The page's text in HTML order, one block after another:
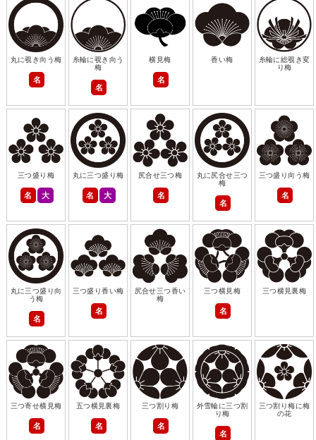
丸に覗き向う梅
名
糸輪に覗き向う
梅
名
横見梅
名
香い梅
糸輪に総覗き変
り梅
三つ盛り梅
名 大
丸に三つ盛り梅
名 大
尻合せ三つ梅
名
丸に尻合せ三つ
梅
名
三つ盛り向う梅
名
丸に三つ盛り向
う梅
名
三つ盛り香い梅
名
尻合せ三つ香い
梅
三つ横見梅
名
三つ横見裏梅
三つ寄せ横見梅
名
五つ横見裏梅
名
三つ割り梅
名
外雪輪に三つ割
り梅
名
三つ割り梅に梅
の花